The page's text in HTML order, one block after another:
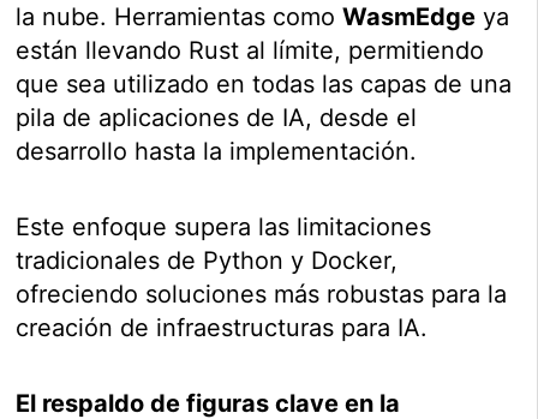
la nube. Herramientas comoWasmEdge ya
están llevando Rust al límite, permitiendo
que sea utilizado en todas las capas de una
pila de aplicaciones de IA, desde el
desarrollo hasta la implementación.
Este enfoque supera las limitaciones
tradicionales de Python y Docker,
ofreciendo soluciones más robustas para la
creación de infraestructuras para IA.
El respaldo de figuras clave en la